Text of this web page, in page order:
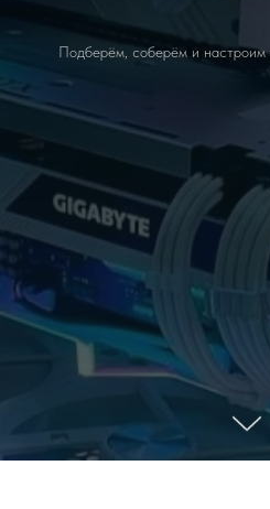
Подберём, соберём и настроим